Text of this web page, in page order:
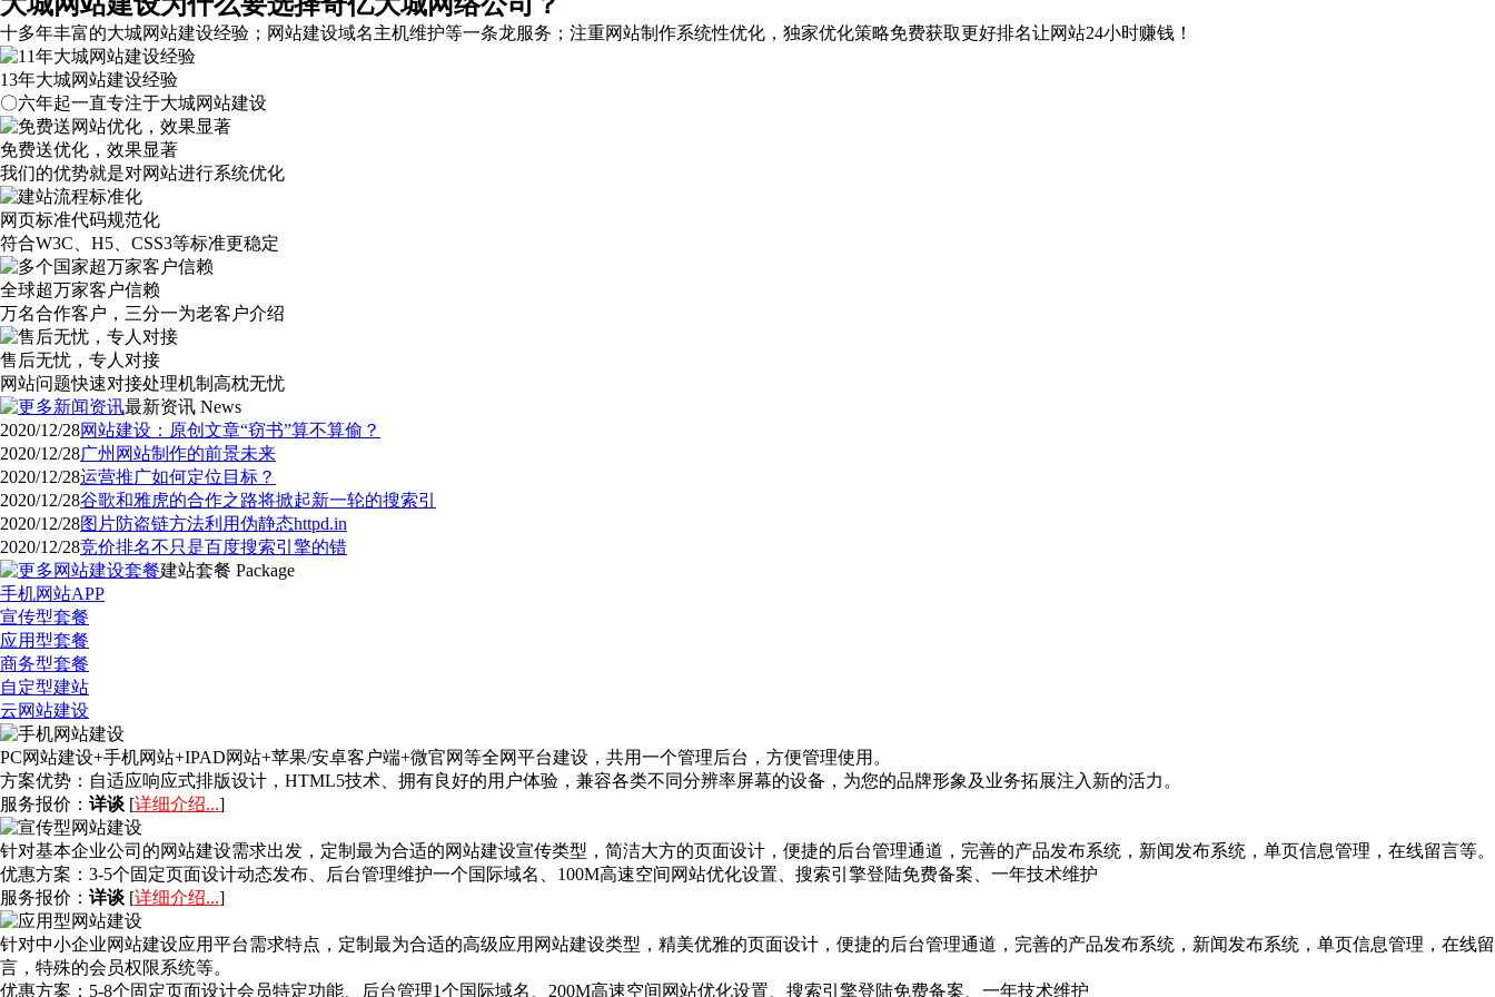
十多年丰富的大城网站建设经验；网站建设域名主机维护等一条龙服务 ；注重网站制作系统性优化， 独家优化策略免费获取更好排名让网站24小时赚钱！
13年大城网站建设经验
〇六年起一直专注于大城网站建设
免费送优化，效果显著
我们的优势就是对网站进行系统优化
网页标准代码规范化
符合W3C、H5、CSS3等标准更稳定
全球超万家客户信赖
万名合作客户，三分一为老客户介绍
售后无忧，专人对接
网站问题快速对接处理机制高枕无忧
最新资讯 News
2020/12/28网站建设：原创文章“窃书”算不算偷？
2020/12/28广州网站制作的前景未来
2020/12/28运营推广如何定位目标？
2020/12/28谷歌和雅虎的合作之路将掀起新一轮的搜索引
2020/12/28图片防盗链方法利用伪静态httpd.in
2020/12/28竞价排名不只是百度搜索引擎的错
建站套餐 Package
手机网站APP
宣传型套餐
应用型套餐
商务型套餐
自定型建站
云网站建设
PC网站建设+手机网站+IPAD网站+苹果/安卓客户端+微官网等全网平台建设，共用一个管理后台，方便管理使用。
方案优势： 自适应响应式排版设计，HTML5技术、拥有良好的用户体验，兼容各类不同分辨率屏幕的设备，为您的品牌形象及业务拓展注入新的活力。
服务报价： 详谈 [详细介绍...]
针对基本企业公司的网站建设需求出发，定制最为合适的网站建设宣传类型，简洁大方的页面设计，便捷的后台管理通道，完善的产品发布系统，新闻发布系统，单页信息管理，在线留言等。
优惠方案： 3-5个固定页面设计动态发布、后台管理维护一个国际域名、100M高速空间网站优化设置、搜索引擎登陆免费备案、一年技术维护
服务报价： 详谈 [详细介绍...]
针对中小企业网站建设应用平台需求特点，定制最为合适的高级应用网站建设类型，精美优雅的页面设计，便捷的后台管理通道，完善的产品发布系统，新闻发布系统，单页信息管理，在线留
言，特殊的会员权限系统等。
优惠方案： 5-8个固定页面设计会员特定功能、后台管理1个国际域名、200M高速空间网站优化设置、搜索引擎登陆免费备案、一年技术维护